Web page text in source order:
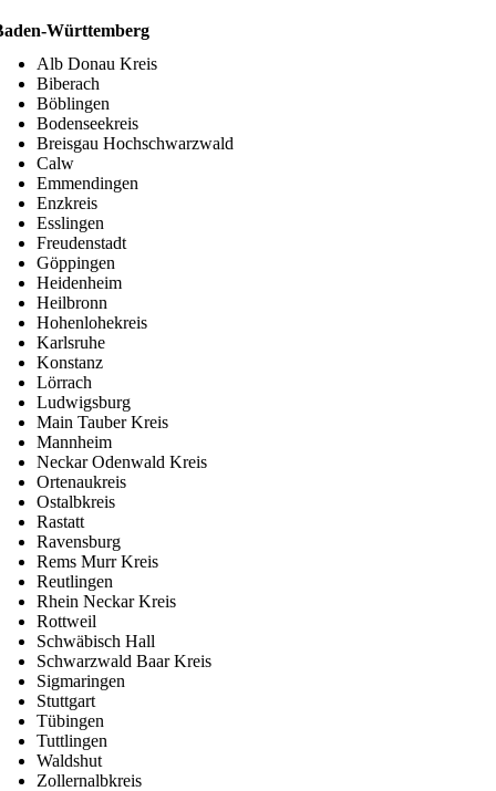
Württemberg
Alb Donau Kreis
Biberach
Böblingen
Bodenseekreis
Breisgau Hochschwarzwald
Calw
Emmendingen
Enzkreis
Esslingen
Freudenstadt
Göppingen
Heidenheim
Heilbronn
Hohenlohekreis
Karlsruhe
Konstanz
Lörrach
Ludwigsburg
Main Tauber Kreis
Mannheim
Neckar Odenwald Kreis
Ortenaukreis
Ostalbkreis
Rastatt
Ravensburg
Rems Murr Kreis
Reutlingen
Rhein Neckar Kreis
Rottweil
Schwäbisch Hall
Schwarzwald Baar Kreis
Sigmaringen
Stuttgart
Tübingen
Tuttlingen
Waldshut
Zollernalbkreis